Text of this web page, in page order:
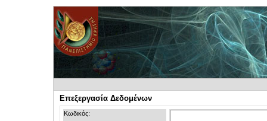
Επεξεργασία Δεδομένων
Κωδικός: